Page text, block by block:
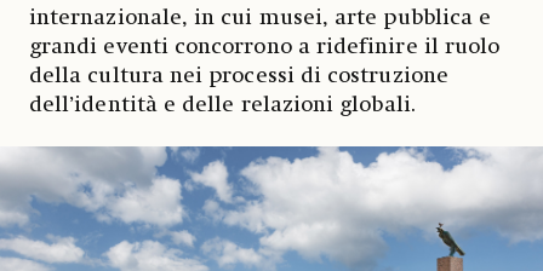
internazionale, in cui musei, arte pubblica e
grandi eventi concorrono a ridefinire il ruolo
della cultura nei processi di costruzione
dell’identità e delle relazioni globali.